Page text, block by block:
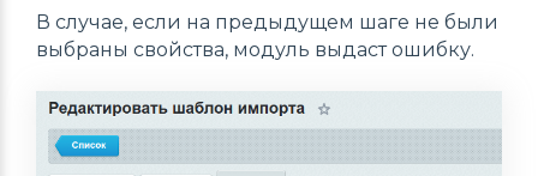
В случае, если на предыдущем шаге не были
выбраны свойства, модуль выдаст ошибку.